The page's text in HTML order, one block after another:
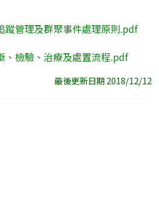
蹤管理及群聚事件處理原則.pdf
、檢驗、治療及處置流程.pdf
最後更新日期 2018/12/12